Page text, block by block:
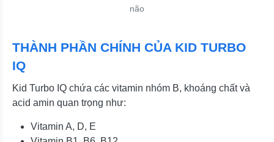
não
THÀNH PHẦN CHÍNH CỦA KID TURBO
IQ
Kid Turbo IQ chứa các vitamin nhóm B, khoáng chất và
acid amin quan trọng như:
Vitamin A, D, E